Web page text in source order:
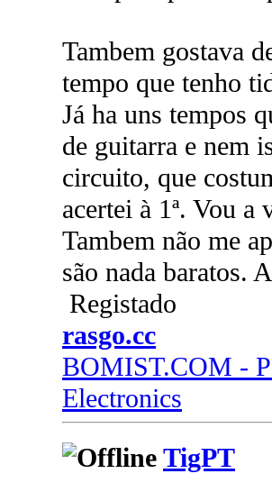
Tambem gostava
tempo que tenho
Já ha uns tempos
de guitarra e nem
circuito, que
acertei à 1ª. Vou
Tambem não me
são nada baratos.
Registado
rasgo.cc
BOMIST.COM -
Electronics
TigPT